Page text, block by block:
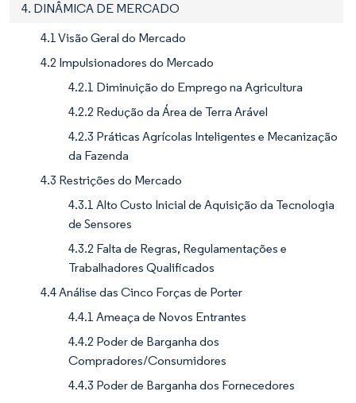
4. DINÂMICA DE MERCADO
4.1 Visão Geral do Mercado
4.2 Impulsionadores do Mercado
4.2.1 Diminuição do Emprego na Agricultura
4.2.2 Redução da Área de Terra Arável
4.2.3 Práticas Agrícolas Inteligentes e Mecanização
da Fazenda
4.3 Restrições do Mercado
4.3.1 Alto Custo Inicial de Aquisição da Tecnologia
de Sensores
4.3.2 Falta de Regras, Regulamentações e
Trabalhadores Qualificados
4.4 Análise das Cinco Forças de Porter
4.4.1 Ameaça de Novos Entrantes
4.4.2 Poder de Barganha dos
Compradores/Consumidores
4.4.3 Poder de Barganha dos Fornecedores